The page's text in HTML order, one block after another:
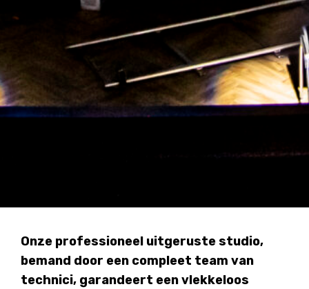
Onze professioneel uitgeruste studio,
bemand door een compleet team van
technici, garandeert een vlekkeloos